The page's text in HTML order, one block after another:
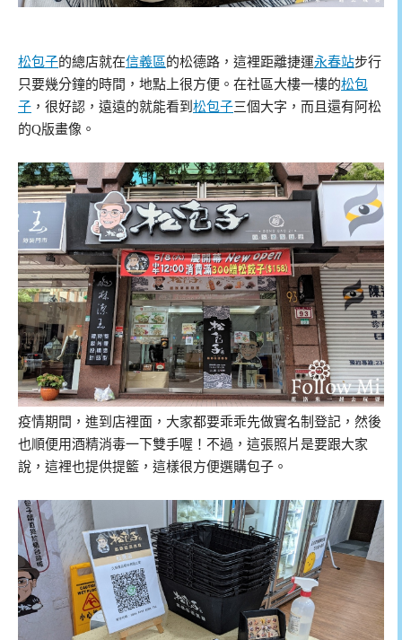
松包子的總店就在信義區的松德路，這裡距離捷運永春站步行
只要幾分鐘的時間，地點上很方便。在社區大樓一樓的松包
子 ，很好認，遠遠的就能看到 松包子三個大字，而且還有阿松
的Q版畫像。
疫情期間，進到店裡面，大家都要乖乖先做實名制登記，然後
也順便用酒精消毒一下雙手喔！不過，這張照片是要跟大家
說，這裡也提供提籃，這樣很方便選購包子。